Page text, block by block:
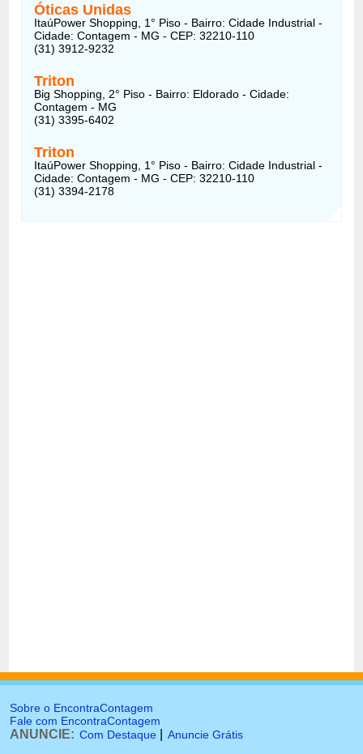
Óticas Unidas
ItaúPower Shopping, 1° Piso - Bairro: Cidade Industrial -
Cidade: Contagem - MG - CEP: 32210-110
(31) 3912-9232
Triton
Big Shopping, 2° Piso - Bairro: Eldorado - Cidade:
Contagem - MG
(31) 3395-6402
Triton
ItaúPower Shopping, 1° Piso - Bairro: Cidade Industrial -
Cidade: Contagem - MG - CEP: 32210-110
(31) 3394-2178
Sobre o EncontraContagem
Fale com EncontraContagem
ANUNCIE: Com Destaque Anuncie Grátis